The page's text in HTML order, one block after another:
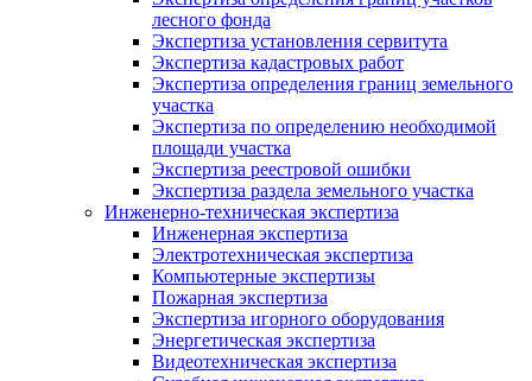
лесного фонда
Экспертиза установления сервитута
Экспертиза кадастровых работ
Экспертиза определения границ земельного
участка
Экспертиза по определению необходимой
площади участка
Экспертиза реестровой ошибки
Экспертиза раздела земельного участка
Инженерно-техническая экспертиза
Инженерная экспертиза
Электротехническая экспертиза
Компьютерные экспертизы
Пожарная экспертиза
Экспертиза игорного оборудования
Энергетическая экспертиза
Видеотехническая экспертиза